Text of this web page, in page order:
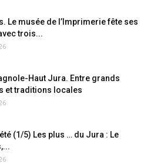
Le musée de l’Imprimerie fête ses
trois...
Haut Jura. Entre grands
et traditions locales
(1/5) Les plus … du Jura : Le